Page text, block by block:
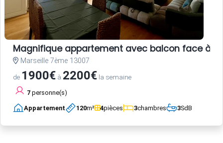
Magnifique appartement avec balcon face à
Marseille 7ème 13007
de 1900€ à 2200€ la semaine
7 personne(s)
Appartement 120m² 4pièces 3chambres 3SdB